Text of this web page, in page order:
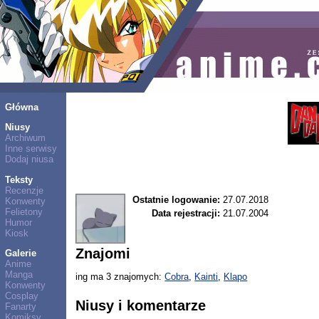
Główna
Niusy
Archiwum
Inne serwisy
Dodaj niusa
Teksty
Recenzje
Konwenty
Felietony
Humor
Kiosk
Galerie
Anime
Manga
Konwenty
Cosplay
Fanarty
Ostatnie logowanie: 27.07.2018
Data rejestracji: 21.07.2004
Znajomi
ing ma 3 znajomych:Cobra, Kainti, Klapo
Niusy i komentarze